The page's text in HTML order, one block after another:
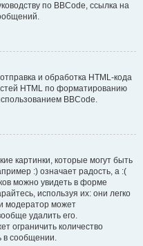
по BBCode, ссылка на
и обработка HTML-кода
HTML по форматированию
BBCode.
картинки, которые могут быть
:) означает радость, а :(
можно увидеть в форме
используя их: они легко
модератор может
удалить его.
ограничить количество
в сообщении.